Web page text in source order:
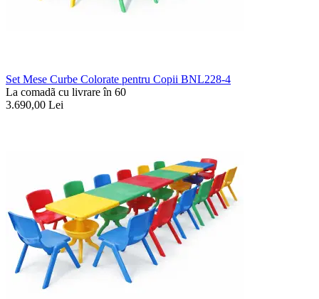
Set Mese Curbe Colorate pentru Copii BNL228-4
La comadã cu livrare în 60
3.690,00 Lei